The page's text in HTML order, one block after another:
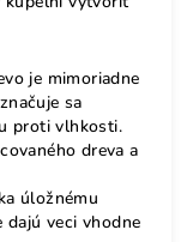
je mimoriadne
sa
proti vlhkosti.
dreva a
úložnému
dajú veci vhodne